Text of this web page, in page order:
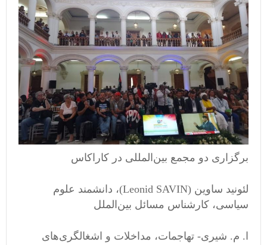
برگزاری دو مجمع بین‌المللی در کاراکاس
لئونید ساوین (Leonid SAVIN)، دانشمند علوم
سیاسی، کارشناس مسائل بین‌الملل
ا. م. شیری- تهاجمات، مداخلات و اشغالگری‌های